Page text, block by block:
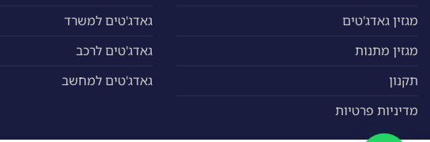
מגזין גאדג'טים
מגזין מתנות
תקנון
מדיניות פרטיות
גאדג'טים למשרד
גאדג'טים לרכב
גאדג'טים למחשב